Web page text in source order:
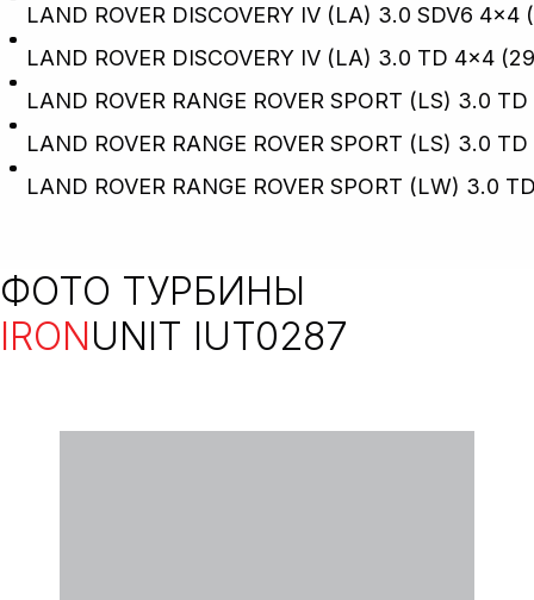
LAND ROVER DISCOVERY IV (LA) 3.0 SDV6
LAND ROVER DISCOVERY IV (LA) 3.0 TD 4x4
LAND ROVER RANGE ROVER SPORT (LS) 3.0
LAND ROVER RANGE ROVER SPORT (LS) 3.0
LAND ROVER RANGE ROVER SPORT (LW)
ФОТО ТУРБИНЫ
IRONUNIT IUT0287